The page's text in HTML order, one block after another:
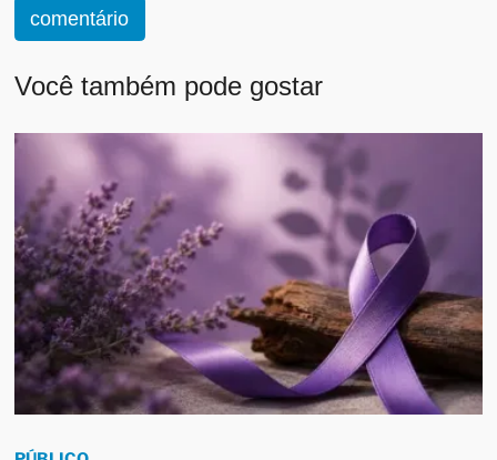
comentário
Você também pode gostar